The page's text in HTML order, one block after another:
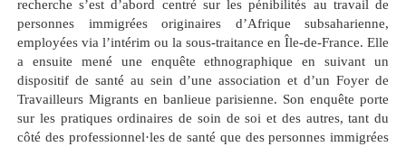
recherche s’est d’abord centré sur les pénibilités au travail de
personnes immigrées originaires d’Afrique subsaharienne,
employées via l’intérim ou la sous-traitance en Île-de-France. Elle
a ensuite mené une enquête ethnographique en suivant un
dispositif de santé au sein d’une association et d’un Foyer de
Travailleurs Migrants en banlieue parisienne. Son enquête porte
sur les pratiques ordinaires de soin de soi et des autres, tant du
côté des professionnel·les de santé que des personnes immigrées